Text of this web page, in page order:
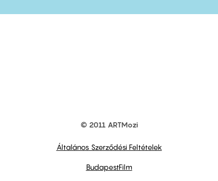
© 2011 ARTMozi
Általános Szerződési Feltételek
BudapestFilm